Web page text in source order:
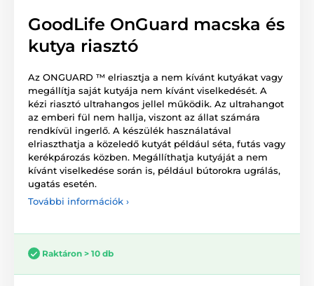
GoodLife OnGuard macska és
kutya riasztó
Az ONGUARD ™ elriasztja a nem kívánt kutyákat vagy
megállítja saját kutyája nem kívánt viselkedését. A
kézi riasztó ultrahangos jellel működik. Az ultrahangot
az emberi fül nem hallja, viszont az állat számára
rendkívül ingerlő. A készülék használatával
elriaszthatja a közeledő kutyát például séta, futás vagy
kerékpározás közben. Megállíthatja kutyáját a nem
kívánt viselkedése során is, például bútorokra ugrálás,
ugatás esetén.
További információk ›
Raktáron > 10 db